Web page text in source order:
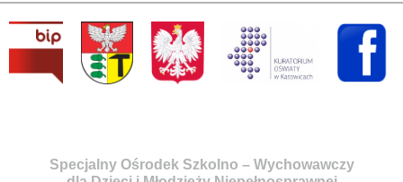
Specjalny Ośrodek Szkolno – Wychowawczy